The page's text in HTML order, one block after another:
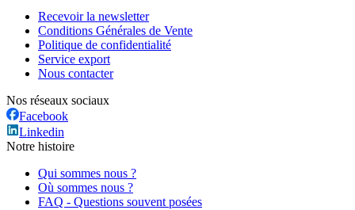
Recevoir la newsletter
Conditions Générales de Vente
Politique de confidentialité
Service export
Nous contacter
Nos réseaux sociaux
Facebook
Linkedin
Notre histoire
Qui sommes nous ?
Où sommes nous ?
FAQ - Questions souvent posées